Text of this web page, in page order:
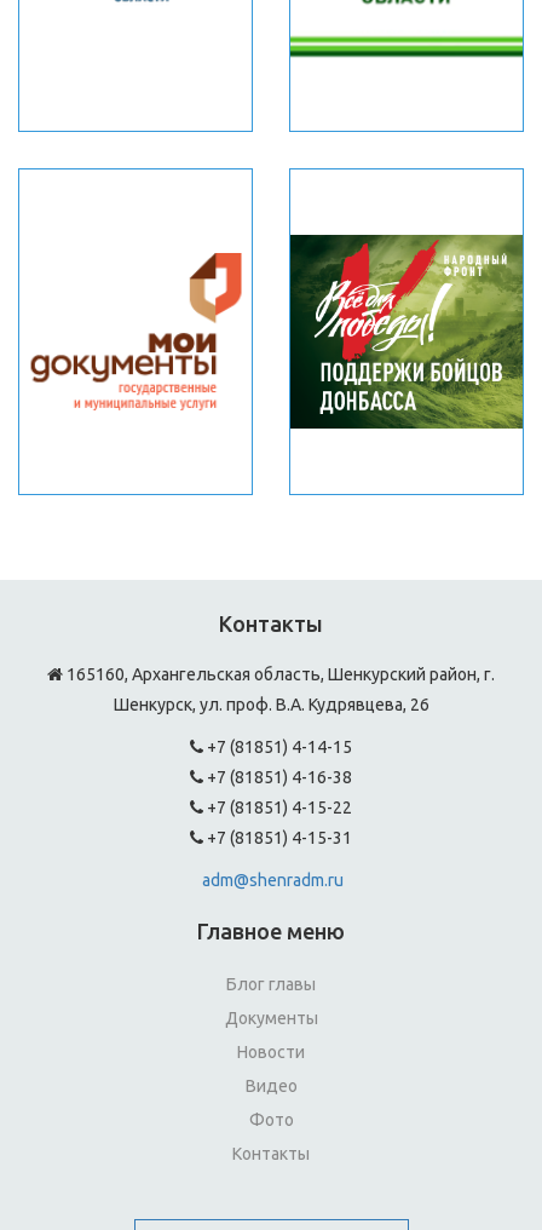
Контакты
165160, Архангельская область, Шенкурский район, г.
Шенкурск, ул. проф. В.А. Кудрявцева, 26
+7 (81851) 4-14-15
+7 (81851) 4-16-38
+7 (81851) 4-15-22
+7 (81851) 4-15-31
adm@shenradm.ru
Главное меню
Блог главы
Документы
Новости
Видео
Фото
Контакты